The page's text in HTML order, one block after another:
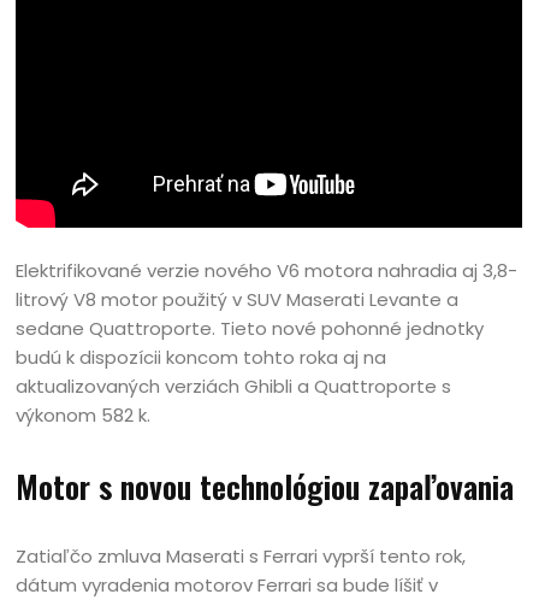
Elektrifikované verzie nového V6 motora nahradia aj 3,8-
litrový V8 motor použitý v SUV Maserati Levante a
sedane Quattroporte. Tieto nové pohonné jednotky
budú k dispozícii koncom tohto roka aj na
aktualizovaných verziách Ghibli a Quattroporte s
výkonom 582 k.
Motor s novou technológiou zapaľovania
Zatiaľčo zmluva Maserati s Ferrari vyprší tento rok,
dátum vyradenia motorov Ferrari sa bude líšiť v